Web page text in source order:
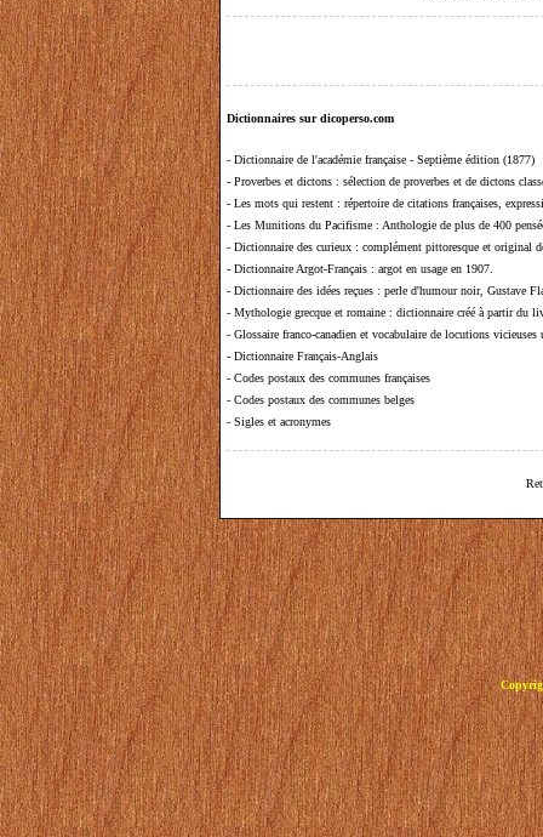
Dictionnaires sur dicoperso.com
- Dictionnaire de l'académie française - Septième édition (1877)
- Proverbes et dictons : sélection de proverbes et de dictons
- Les mots qui restent : répertoire de citations françaises,
- Les Munitions du Pacifisme : Anthologie de plus de 400
- Dictionnaire des curieux : complément pittoresque et original
- Dictionnaire Argot-Français : argot en usage en 1907.
- Dictionnaire des idées reçues : perle d'humour noir, Gustave
- Mythologie grecque et romaine : dictionnaire créé à partir du
- Glossaire franco-canadien et vocabulaire de locutions vicieuses
- Dictionnaire Français-Anglais
- Codes postaux des communes françaises
- Codes postaux des communes belges
- Sigles et acronymes